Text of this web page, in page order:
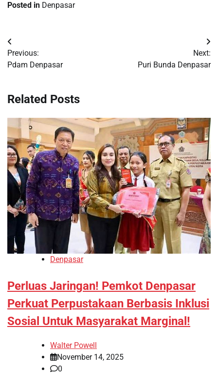
Posted in Denpasar
Post
navigation
Previous:
Pdam Denpasar
Next:
Puri Bunda Denpasar
Related Posts
Denpasar
Perluas Jaringan! Pemkot Denpasar
Perkuat Perpustakaan Berbasis Inklusi
Sosial Untuk Masyarakat Marginal!
Walter Powell
November 14, 2025
0